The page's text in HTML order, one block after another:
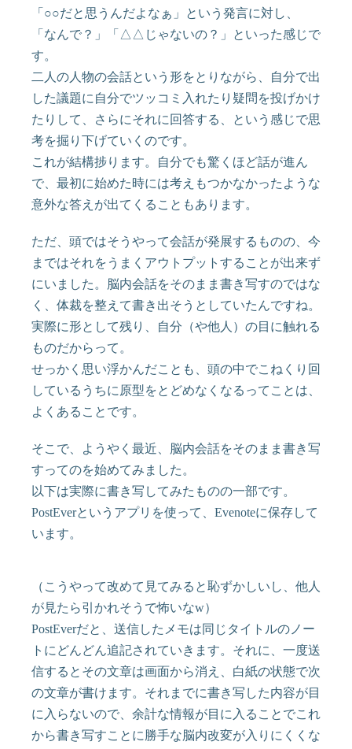
「○○だと思うんだよなぁ」という発言に対し、
「なんで？」「△△じゃないの？」といった感じで
す。
二人の人物の会話という形をとりながら、自分で出
した議題に自分でツッコミ入れたり疑問を投げかけ
たりして、さらにそれに回答する、という感じで思
考を掘り下げていくのです。
これが結構捗ります。自分でも驚くほど話が進ん
で、最初に始めた時には考えもつかなかったような
意外な答えが出てくることもあります。
ただ、頭ではそうやって会話が発展するものの、今
まではそれをうまくアウトプットすることが出来ず
にいました。脳内会話をそのまま書き写すのではな
く、体裁を整えて書き出そうとしていたんですね。
実際に形として残り、自分（や他人）の目に触れる
ものだからって。
せっかく思い浮かんだことも、頭の中でこねくり回
しているうちに原型をとどめなくなるってことは、
よくあることです。
そこで、ようやく最近、脳内会話をそのまま書き写
すってのを始めてみました。
以下は実際に書き写してみたものの一部です。
PostEverというアプリを使って、Evenoteに保存して
います。
（こうやって改めて見てみると恥ずかしいし、他人
が見たら引かれそうで怖いなw）
PostEverだと、送信したメモは同じタイトルのノー
トにどんどん追記されていきます。それに、一度送
信するとその文章は画面から消え、白紙の状態で次
の文章が書けます。それまでに書き写した内容が目
に入らないので、余計な情報が目に入ることでこれ
から書き写すことに勝手な脳内改変が入りにくくな